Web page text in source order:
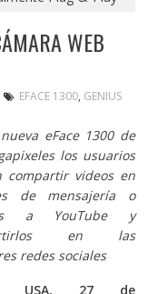
WEB
EFACE 1300, GENIUS
eFace 1300 de
los usuarios
compartir videos en
de mensajería o
a YouTube y
en las
redes sociales
USA, 27 de